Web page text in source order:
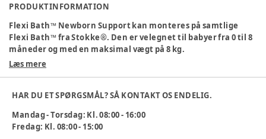
PRODUKTINFORMATION
Flexi Bath™ Newborn Support kan monteres på samtlige
Flexi Bath™ fra Stokke®. Den er velegnet til babyer fra 0 til 8
måneder og med en maksimal vægt på 8 kg.
Newborn Support er ergonomisk designet og støtter barnet
uden at begrænse dets bevægelsesfrihed under badningen.
Det monteres på kanten af Stokke® Flexi Bath™-og er
kropsform af babyer.
Læs mere
HAR DU ET SPØRGSMÅL? SÅ KONTAKT OS ENDELIG.
Mandag - Torsdag: Kl. 08:00 - 16:00
Fredag: Kl. 08:00 - 15:00